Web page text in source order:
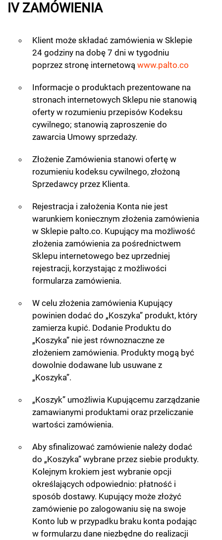
IV ZAMÓWIENIA
Klient może składać zamówienia w Sklepie
24 godziny na dobę 7 dni w tygodniu
poprzez stronę internetową www.palto.co
Informacje o produktach prezentowane na
stronach internetowych Sklepu nie stanowią
oferty w rozumieniu przepisów Kodeksu
cywilnego; stanowią zaproszenie do
zawarcia Umowy sprzedaży.
Złożenie Zamówienia stanowi ofertę w
rozumieniu kodeksu cywilnego, złożoną
Sprzedawcy przez Klienta.
Rejestracja i założenia Konta nie jest
warunkiem koniecznym złożenia zamówienia
w Sklepie palto.co. Kupujący ma możliwość
złożenia zamówienia za pośrednictwem
Sklepu internetowego bez uprzedniej
rejestracji, korzystając z możliwości
formularza zamówienia.
W celu złożenia zamówienia Kupujący
powinien dodać do „Koszyka” produkt, który
zamierza kupić. Dodanie Produktu do
„Koszyka” nie jest równoznaczne ze
złożeniem zamówienia. Produkty mogą być
dowolnie dodawane lub usuwane z
„Koszyka”.
„Koszyk” umożliwia Kupującemu zarządzanie
zamawianymi produktami oraz przeliczanie
wartości zamówienia.
Aby sfinalizować zamówienie należy dodać
do „Koszyka” wybrane przez siebie produkty.
Kolejnym krokiem jest wybranie opcji
określających odpowiednio: płatność i
sposób dostawy. Kupujący może złożyć
zamówienie po zalogowaniu się na swoje
Konto lub w przypadku braku konta podając
w formularzu dane niezbędne do realizacji